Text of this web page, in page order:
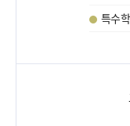
특수